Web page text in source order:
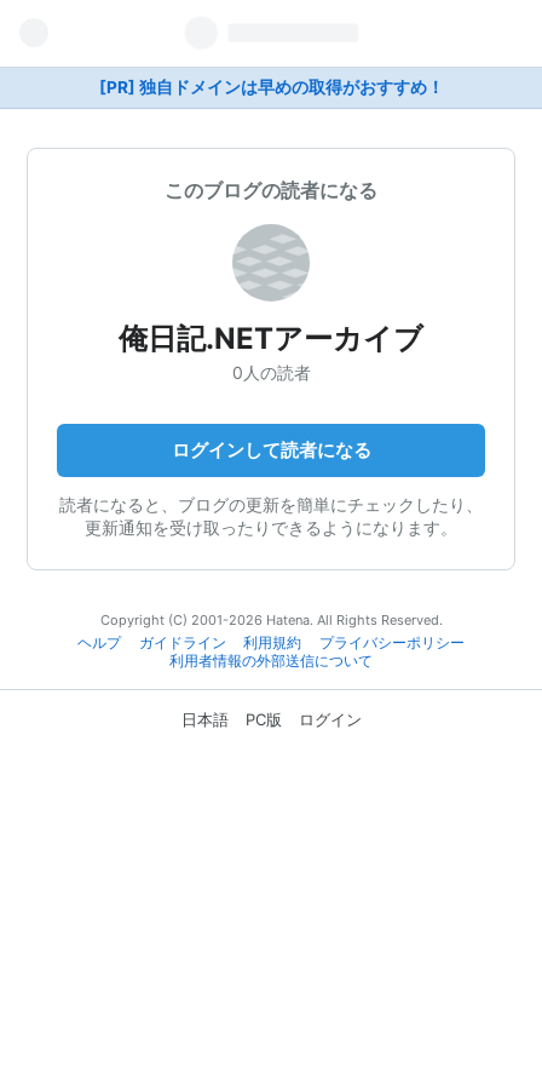
[PR] 独自ドメインは早めの取得がおすすめ！
このブログの読者になる
俺日記.NETアーカイブ
0人の読者
ログインして読者になる
読者になると、ブログの更新を簡単にチェックしたり、
更新通知を受け取ったりできるようになります。
Copyright (C) 2001-2026 Hatena. All Rights Reserved.
ヘルプ
ガイドライン 利用規約
プライバシーポリシー
利用者情報の外部送信について
日本語 PC版 ログイン